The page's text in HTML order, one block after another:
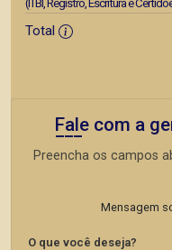
(ITBI, Registro, Escritura e
Total
Fale com a
Preencha os campos
Mensagem
O que você deseja?